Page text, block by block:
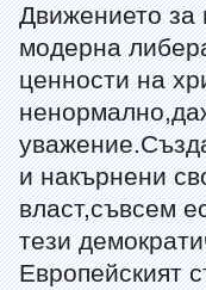
Движението за
модерна
ценности на
и накърнени
власт,съвсем
тези
Европейският